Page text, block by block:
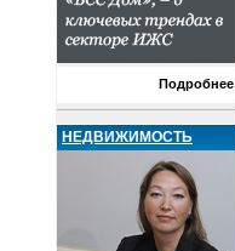
Подробнее
НЕДВИЖИМОСТЬ